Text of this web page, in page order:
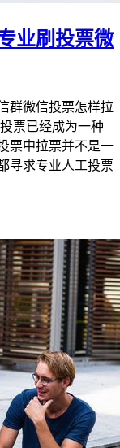
业刷投票微
群微信投票怎样拉
票已经成为一种
票中拉票并不是一
寻求专业人工投票